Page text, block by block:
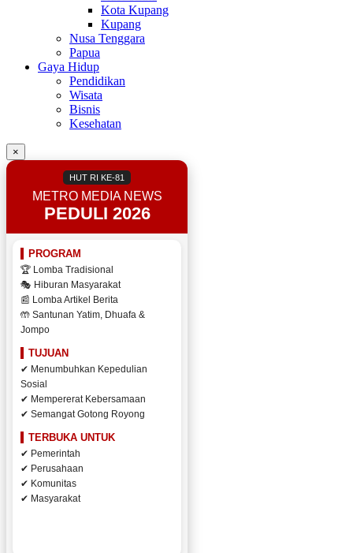
Kota Kupang
Kupang
Nusa Tenggara
Papua
Gaya Hidup
Pendidikan
Wisata
Bisnis
Kesehatan
×
HUT RI KE-81
METRO MEDIA NEWS
PEDULI 2026
PROGRAM
🏆 Lomba Tradisional
🎭 Hiburan Masyarakat
📰 Lomba Artikel Berita
🤲 Santunan Yatim, Dhuafa &
Jompo
TUJUAN
✔ Menumbuhkan Kepedulian
Sosial
✔ Mempererat Kebersamaan
✔ Semangat Gotong Royong
TERBUKA UNTUK
✔ Pemerintah
✔ Perusahaan
✔ Komunitas
✔ Masyarakat